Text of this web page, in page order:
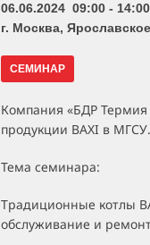
06.06.2024 09:00 - 14:00
г. Москва,
СЕМИНАР
Компания «БДР Термия
продукции BAXI в МГСУ.
Тема семинара:
Традиционные котлы
обслуживание и